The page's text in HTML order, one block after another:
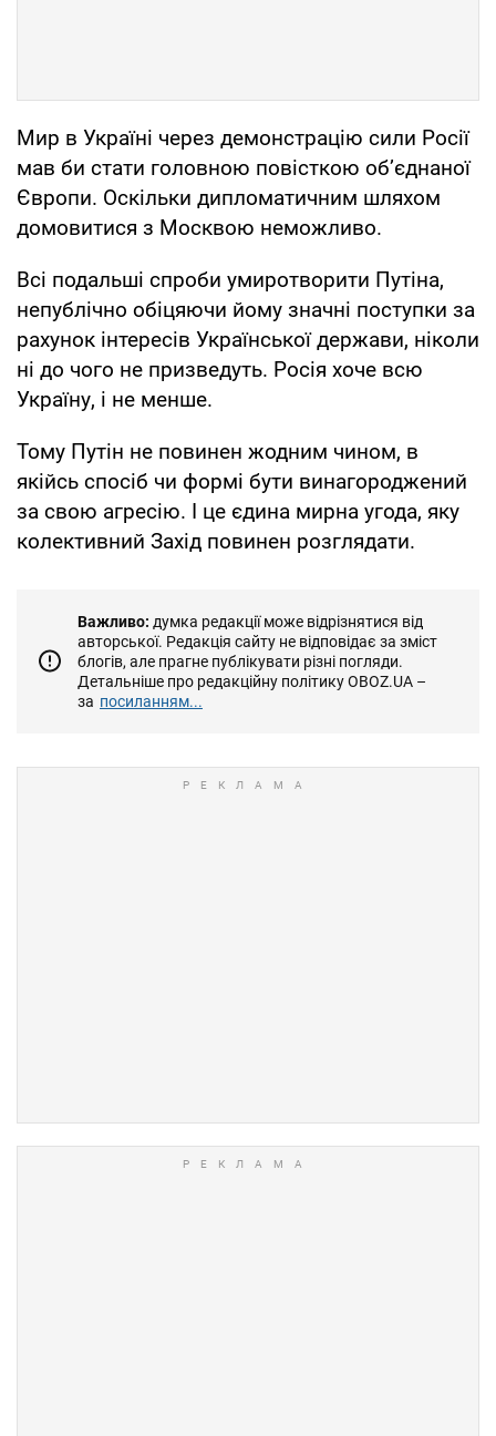
Мир в Україні через демонстрацію сили Росії
мав би стати головною повісткою об’єднаної
Європи. Оскільки дипломатичним шляхом
домовитися з Москвою неможливо.
Всі подальші спроби умиротворити Путіна,
непублічно обіцяючи йому значні поступки за
рахунок інтересів Української держави, ніколи
ні до чого не призведуть. Росія хоче всю
Україну, і не менше.
Тому Путін не повинен жодним чином, в
якійсь спосіб чи формі бути винагороджений
за свою агресію. І це єдина мирна угода, яку
колективний Захід повинен розглядати.
Важливо: думка редакції може відрізнятися від
авторської. Редакція сайту не відповідає за зміст
блогів, але прагне публікувати різні погляди.
Детальніше про редакційну політику OBOZ.UA –
за посиланням...